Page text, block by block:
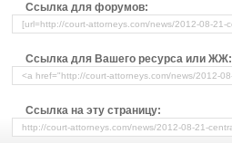
Ссылка для форумов:
Ссылка для Вашего ресурса или ЖЖ:
Ссылка на эту страницу: